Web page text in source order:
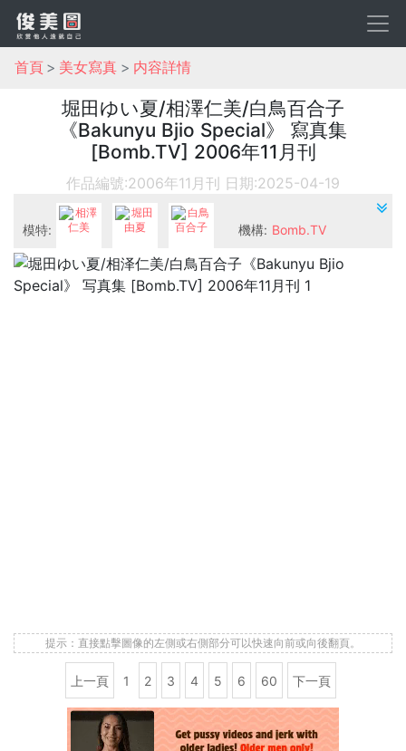
首頁 美女寫真 内容詳情
堀田ゆい夏/相澤仁美/白鳥百合子
《Bakunyu Bjio Special》 寫真集
[Bomb.TV] 2006年11月刊
作品編號:2006年11月刊 日期:2025-04-19
模特:
相澤仁美 堀田由夏 白鳥百合子
機構: Bomb.TV
提示：直接點擊圖像的左側或右側部分可以快速向前或向後翻頁。
上一頁 1 2 3 4 5 6 60 下一頁